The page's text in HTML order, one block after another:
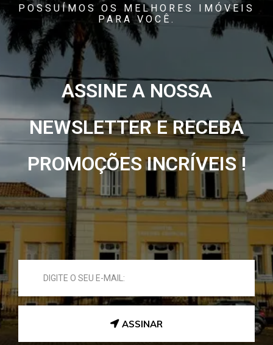
POSSUÍMOS OS MELHORES IMÓVEIS
PARA VOCÊ.
ASSINE A NOSSA
NEWSLETTER E RECEBA
PROMOÇÕES INCRÍVEIS !
ASSINAR